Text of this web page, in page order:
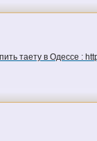
таету в Одессе :